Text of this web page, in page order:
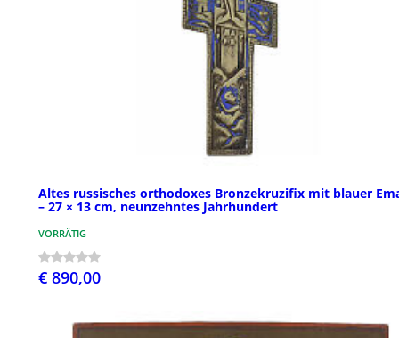
Altes russisches orthodoxes Bronzekruzifix mit blauer
– 27 × 13 cm, neunzehntes Jahrhundert
VORRÄTIG
€ 890,00